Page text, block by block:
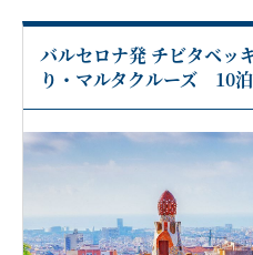
バルセロナ発 チビタベッ
り・マルタクルーズ 10